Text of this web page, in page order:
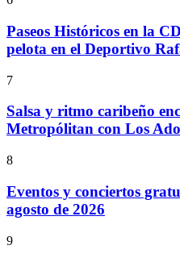
Paseos Históricos en la
pelota en el Deportivo
7
Salsa y ritmo caribeño
Metropólitan con Los
8
Eventos y conciertos
agosto de 2026
9